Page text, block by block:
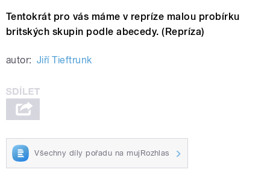
Tentokrát pro vás máme v repríze malou probírku
britských skupin podle abecedy. (Repríza)
autor: Jiří Tieftrunk
Všechny díly pořadu na mujRozhlas